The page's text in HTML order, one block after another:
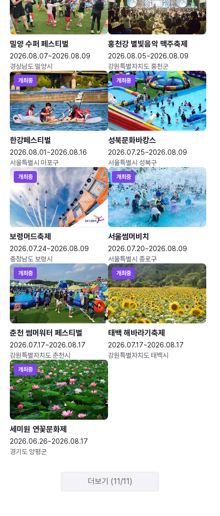
밀양 수퍼 페스티벌
2026.08.07~2026.08.09
경상남도 밀양시
홍천강 별빛음악 맥주축제
2026.08.05~2026.08.09
강원특별자치도 홍천군
개최중
한강페스티벌
2026.08.01~2026.08.16
서울특별시 마포구
개최중
성북문화바캉스
2026.07.25~2026.08.09
서울특별시 성북구
개최중
보령머드축제
2026.07.24~2026.08.09
충청남도 보령시
개최중
서울썸머비치
2026.07.20~2026.08.09
서울특별시 종로구
개최중
춘천 썸머워터 페스티벌
2026.07.17~2026.08.17
강원특별자치도 춘천시
개최중
태백 해바라기축제
2026.07.17~2026.08.17
강원특별자치도 태백시
개최중
세미원 연꽃문화제
2026.06.26~2026.08.17
경기도 양평군
더보기 (11/11)